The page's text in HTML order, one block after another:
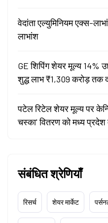
वेदांता एल्युमिनियम एक्स-
लाभांश
GE शिपिंग शेयर मूल्य 14%
शुद्ध लाभ ₹1,309 करोड़ तक
पटेल रिटेल शेयर मूल्य पर
चस्का' वितरण को मध्य प्रदेश
संबंधित श्रेणियाँ
रिसर्च शेयर मार्केट